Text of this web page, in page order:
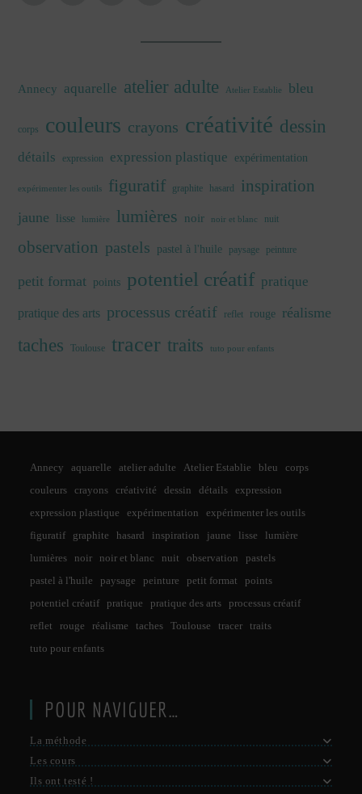
Annecy aquarelle atelier adulte Atelier Establie bleu
corps couleurs crayons créativité dessin
détails expression expression plastique expérimentation
expérimenter les outils figuratif graphite hasard inspiration
jaune lisse lumière lumières noir noir et blanc nuit
observation pastels pastel à l'huile paysage peinture
petit format points potentiel créatif pratique
pratique des arts processus créatif reflet rouge réalisme
taches Toulouse tracer traits tuto pour enfants
Annecy aquarelle atelier adulte Atelier Establie bleu
corps
couleurs
crayons créativité dessin détails
expression
expression plastique
expérimentation
expérimenter les outils
figuratif
graphite hasard inspiration jaune lisse
lumière
lumières
noir noir et blanc nuit observation
pastels
pastel à l'huile
paysage peinture petit format
points
potentiel créatif
pratique pratique des arts
processus créatif
reflet
rouge réalisme taches Toulouse tracer
traits
tuto pour enfants
POUR NAVIGUER…
La méthode
Les cours
Ils ont testé !